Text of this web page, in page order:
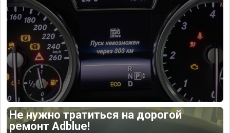
Не нужно тратиться на дорогой
ремонт Adblue!